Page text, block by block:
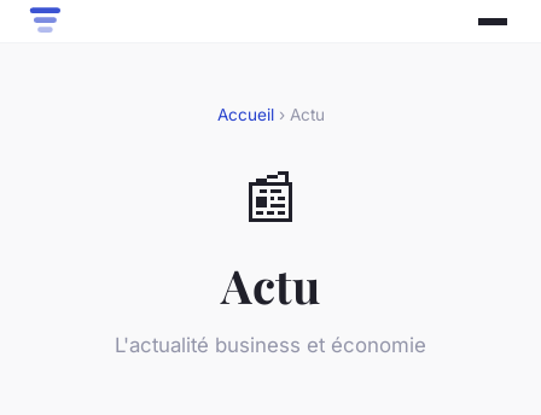
Accueil› Actu
📰
Actu
L'actualité business et économie